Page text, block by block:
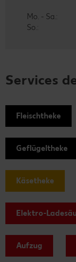
Mo. - Sa.:
So.:
Services
Fleischtheke
Geflügeltheke
Käsetheke
Elektro-
Aufzug